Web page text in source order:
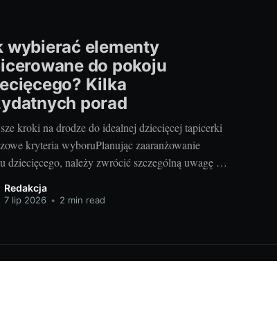
wybierać elementy
do pokoju
Kilka
porad
kroki na drodze do idealnej dziecięcej tapicerki
kryteria wyboruPlanując zaaranżowanie
dziecięcego, należy zwrócić szczególną uwagę na
odpowiednich elementów tapicerowanych. Są one
ważnym elementem stylistycznym, ale również
przyjaznej przestrzeni dla
Redakcja
7 lip 2026 • 2 min read